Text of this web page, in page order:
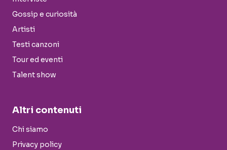
Gossip e curiosità
Artisti
Testi canzoni
Tour ed eventi
Talent show
Altri contenuti
Chi siamo
Privacy policy